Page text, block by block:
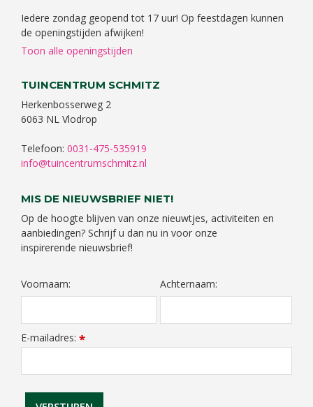
Iedere zondag geopend tot 17 uur! Op feestdagen kunnen
de openingstijden afwijken!
Toon alle openingstijden
TUINCENTRUM SCHMITZ
Herkenbosserweg 2
6063 NL Vlodrop
Telefoon: 0031-475-535919
info@tuincentrumschmitz.nl
MIS DE NIEUWSBRIEF NIET!
Op de hoogte blijven van onze nieuwtjes, activiteiten en
aanbiedingen? Schrijf u dan nu in voor onze
inspirerende nieuwsbrief!
Voornaam: Achternaam:
E-mailadres: *